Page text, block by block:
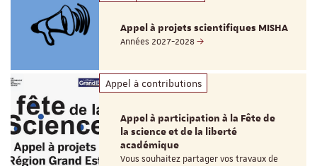
Appel à projets scientifiques MISHA
Années 2027-2028
Appel à contributions
Appel à participation à la Fête de
la science et de la liberté
académique
Vous souhaitez partager vos travaux de